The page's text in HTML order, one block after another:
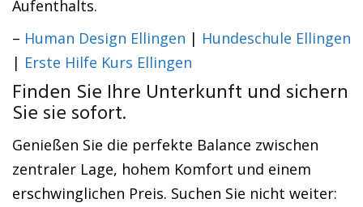
Aufenthalts.
– Human Design Ellingen | Hundeschule Ellingen
| Erste Hilfe Kurs Ellingen
Finden Sie Ihre Unterkunft und sichern
Sie sie sofort.
Genießen Sie die perfekte Balance zwischen
zentraler Lage, hohem Komfort und einem
erschwinglichen Preis. Suchen Sie nicht weiter: